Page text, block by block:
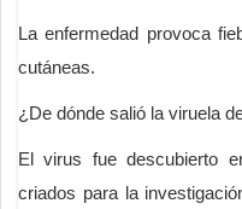
La enfermedad provoca
cutáneas.
¿De dónde salió la viruela
El virus fue descubierto
criados para la